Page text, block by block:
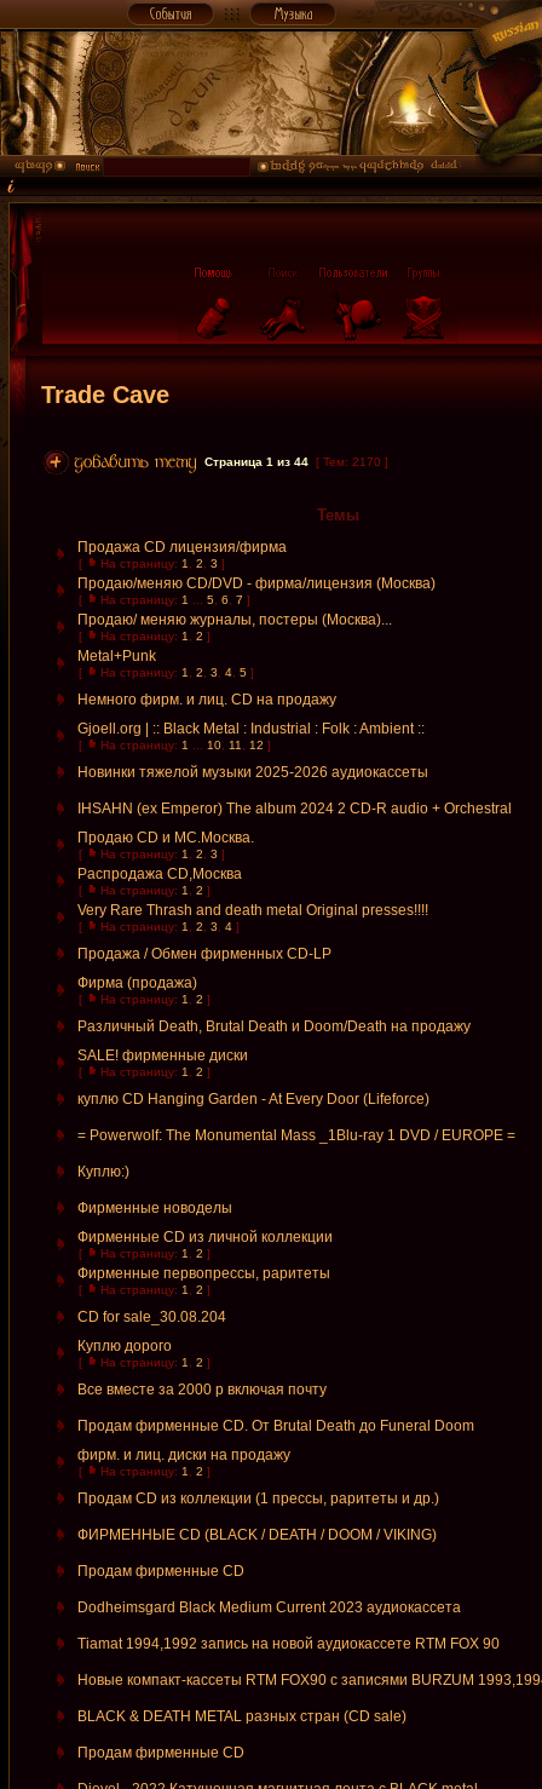
Trade Cave
Страница 1 из 44 [ Тем: 2170 ]
Темы
Продажа CD лицензия/фирма
[ На страницу: 1 2 3 ]
Продаю/меняю CD/DVD - фирма/лицензия (Москва)
[ На страницу: 1 5 6 7 ]
Продаю/ меняю журналы, постеры (Москва)...
[ На страницу: 1 2 ]
Metal+Punk
[ На страницу: 1 2 3 4 5 ]
Немного фирм. и лиц. CD на продажу
Gjoell.org | :: Black Metal : Industrial : Folk : Ambient ::
[ На страницу: 1 10 11 12 ]
Новинки тяжелой музыки 2025-2026 аудиокассеты
IHSAHN (ex Emperor) The album 2024 2 CD-R audio + Orchestral
Продаю CD и MC.Москва.
[ На страницу: 1 2 3 ]
Распродажа CD,Москва
[ На страницу: 1 2 ]
Very Rare Thrash and death metal Original presses!!!!
[ На страницу: 1 2 3 4 ]
Продажа / Обмен фирменных CD-LP
Фирма (продажа)
[ На страницу: 1 2 ]
Различный Death, Brutal Death и Doom/Death на продажу
SALE! фирменные диски
[ На страницу: 1 2 ]
куплю CD Hanging Garden - At Every Door (Lifeforce)
= Powerwolf: The Monumental Mass _1Blu-ray 1 DVD / EUROPE =
Куплю:)
Фирменные новоделы
Фирменные CD из личной коллекции
[ На страницу: 1 2 ]
Фирменные первопрессы, раритеты
[ На страницу: 1 2 ]
CD for sale_30.08.204
Куплю дорого
[ На страницу: 1 2 ]
Все вместе за 2000 р включая почту
Продам фирменные CD. От Brutal Death до Funeral Doom
фирм. и лиц. диски на продажу
[ На страницу: 1 2 ]
Продам CD из коллекции (1 прессы, раритеты и др.)
ФИРМЕННЫЕ CD (BLACK / DEATH / DOOM / VIKING)
Продам фирменные СD
Dodheimsgard Black Medium Current 2023 аудиокассета
Tiamat 1994,1992 запись на новой аудиокассете RTM FOX 90
Новые компакт-кассеты RTM FOX90 c записями BURZUM
BLACK & DEATH METAL разных стран (CD sale)
Продам фирменные СD